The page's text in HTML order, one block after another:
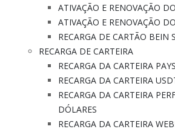
ATIVAÇÃO E RENOVAÇÃO
ATIVAÇÃO E RENOVAÇÃO
RECARGA DE CARTÃO BEIN
RECARGA DE CARTEIRA
RECARGA DA CARTEIRA
RECARGA DA CARTEIRA
RECARGA DA CARTEIRA
DÓLARES
RECARGA DA CARTEIRA